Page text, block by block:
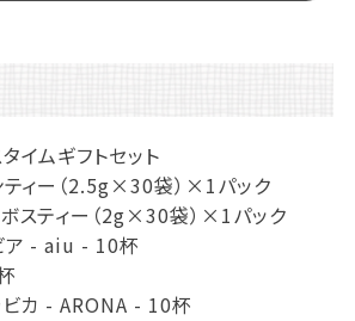
イムギフトセット
ティー（2.5g×30袋）×1パック
ボスティー（2g×30袋）×1パック
ア - aiu - 10杯
ビカ - ARONA - 10杯